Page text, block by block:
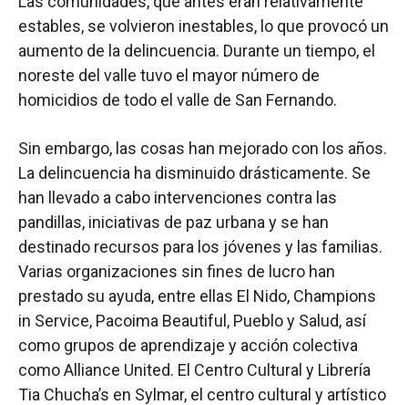
estables, se volvieron inestables, lo que provocó un
aumento de la delincuencia. Durante un tiempo, el
noreste del valle tuvo el mayor número de
homicidios de todo el valle de San Fernando.
Sin embargo, las cosas han mejorado con los años.
La delincuencia ha disminuido drásticamente. Se
han llevado a cabo intervenciones contra las
pandillas, iniciativas de paz urbana y se han
destinado recursos para los jóvenes y las familias.
Varias organizaciones sin fines de lucro han
prestado su ayuda, entre ellas El Nido, Champions
in Service, Pacoima Beautiful, Pueblo y Salud, así
como grupos de aprendizaje y acción colectiva
como Alliance United. El Centro Cultural y Librería
Tia Chucha’s en Sylmar, el centro cultural y artístico